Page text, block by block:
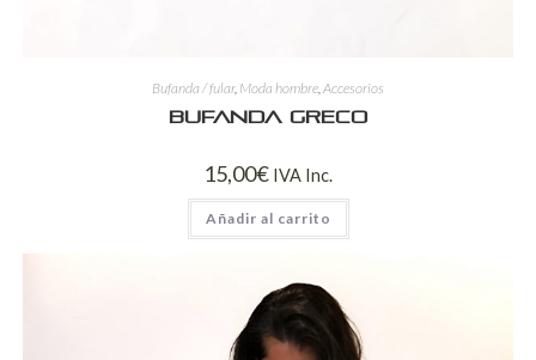
Bufanda / fular, Moda hombre Accesorios
Bufanda Greco
15,00€ IVA Inc.
Añadir al carrito